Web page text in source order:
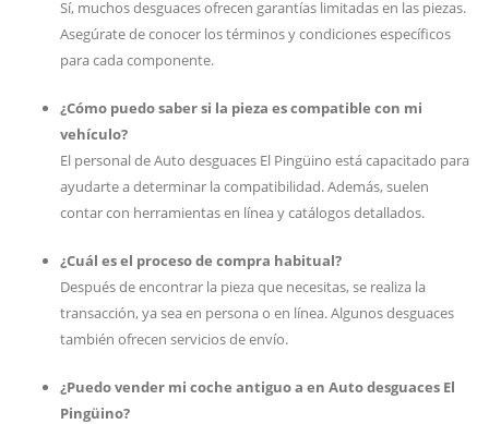
Sí, muchos desguaces ofrecen garantías limitadas en las piezas.
Asegúrate de conocer los términos y condiciones específicos
para cada componente.
¿Cómo puedo saber si la pieza es compatible con mi
vehículo?
El personal de Auto desguaces El Pingüino está capacitado para
ayudarte a determinar la compatibilidad. Además, suelen
contar con herramientas en línea y catálogos detallados.
¿Cuál es el proceso de compra habitual?
Después de encontrar la pieza que necesitas, se realiza la
transacción, ya sea en persona o en línea. Algunos desguaces
también ofrecen servicios de envío.
¿Puedo vender mi coche antiguo a en Auto desguaces El
Pingüino?